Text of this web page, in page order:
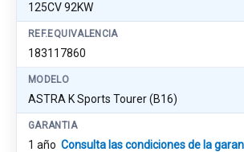
125CV 92KW
REF.EQUIVALENCIA
183117860
MODELO
ASTRA K Sports Tourer (B16)
GARANTIA
1 año Consulta las condiciones de la